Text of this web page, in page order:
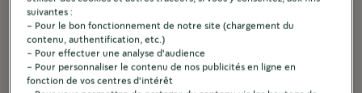
boissons
Starbucks®
suivantes :
- Pour le bon fonctionnement de notre site (chargement du
contenu, authentification, etc.)
- Pour effectuer une analyse d'audience
- Pour personnaliser le contenu de nos publicités en ligne en
fonction de vos centres d'intérêt